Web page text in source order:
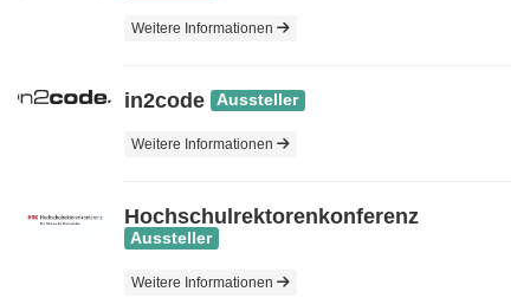
Weitere Informationen
in2code Aussteller
Weitere Informationen
Hochschulrektorenkonferenz
Aussteller
Weitere Informationen